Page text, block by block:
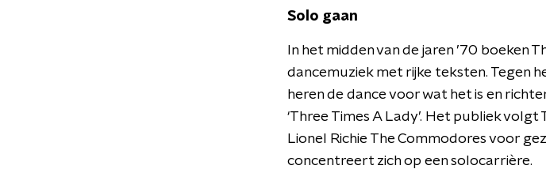
Solo gaan
In het midden van de jaren ’70 boeken
dancemuziek met rijke teksten. Tegen
heren de dance voor wat het is en
‘Three Times A Lady’. Het publiek
Lionel Richie The Commodores voor
concentreert zich op een solocarrière.